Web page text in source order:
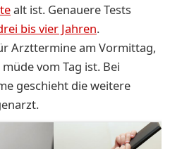
alt ist. Genauere Tests
bis vier Jahren.
Arzttermine am Vormittag,
vom Tag ist. Bei
geschieht die weitere